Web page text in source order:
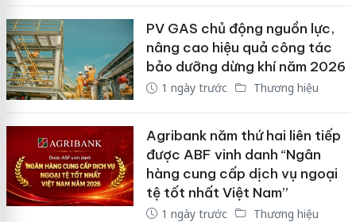
PV GAS chủ động nguồn lực,
nâng cao hiệu quả công tác
bảo dưỡng dừng khí năm 2026
1 ngày trước Thương hiệu
Agribank năm thứ hai liên tiếp
được ABF vinh danh “Ngân
hàng cung cấp dịch vụ ngoại
tệ tốt nhất Việt Nam”
1 ngày trước Thương hiệu